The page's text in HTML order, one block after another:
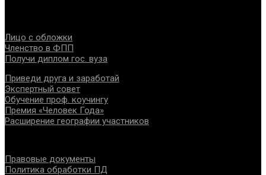
Лицо с обложки
Членство в ФПП
Получи диплом гос. вуза
Приведи друга и заработай
Экспертный совет
Обучение проф. коучингу
Премия «Человек Года»
Расширение географии участников
Правовые документы
Политика обработки ПД